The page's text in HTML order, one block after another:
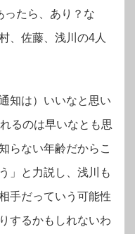
ったら、あり？な
、佐藤、浅川の4人
知は）いいなと思い
るのは早いなとも思
らない年齢だからこ
」と力説し、浅川も
手だっていう可能性
するかもしれないわ